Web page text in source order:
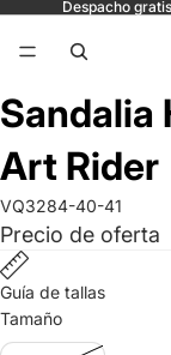
Despacho
Abrir
imagen
a
pantalla
completa
Abrir
imagen
a
pantalla
completa
Sandalia
Art Rider
VQ3284-40-41
Precio de oferta
Guía de tallas
Tamaño